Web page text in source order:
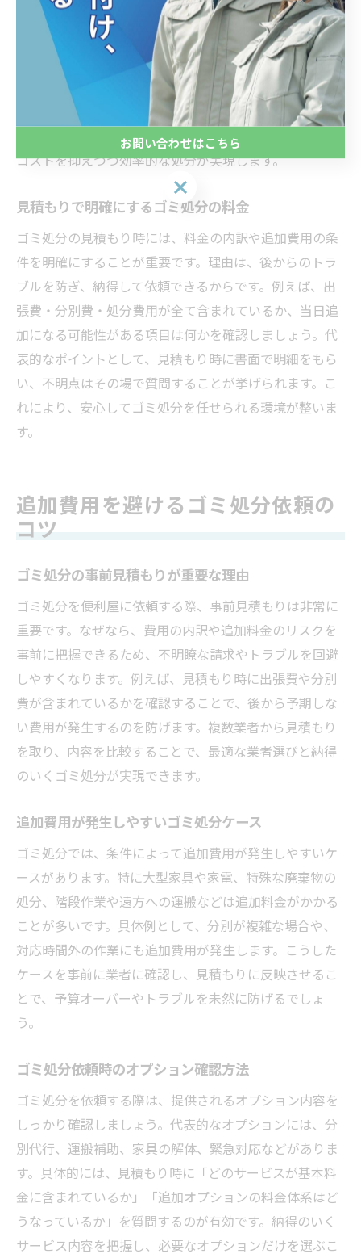
で費用対効果が大きく変わります。理由は、分別や搬出
経路の確保など、依頼者側でできる準備を行うことで、
追加料金や作業時間を削減できるからです。具体的に
は、ゴミの種類ごとにまとめておく、処分が難しい品目
を事前に確認する、複数の業者から見積もりを取る、な
どの工夫が有効です。こうした実践的な方法で、無駄な
コストを抑えつつ効率的な処分が実現します。
見積もりで明確にするゴミ処分の料金
ゴミ処分の見積もり時には、料金の内訳や追加費用の条
件を明確にすることが重要です。理由は、後からのトラ
ブルを防ぎ、納得して依頼できるからです。例えば、出
張費・分別費・処分費用が全て含まれているか、当日追
加になる可能性がある項目は何かを確認しましょう。代
表的なポイントとして、見積もり時に書面で明細をもら
い、不明点はその場で質問することが挙げられます。こ
れにより、安心してゴミ処分を任せられる環境が整いま
す。
追加費用を避けるゴミ処分依頼の
コツ
ゴミ処分の事前見積もりが重要な理由
ゴミ処分を便利屋に依頼する際、事前見積もりは非常に
重要です。なぜなら、費用の内訳や追加料金のリスクを
事前に把握できるため、不明瞭な請求やトラブルを回避
しやすくなります。例えば、見積もり時に出張費や分別
費が含まれているかを確認することで、後から予期しな
い費用が発生するのを防げます。複数業者から見積もり
を取り、内容を比較することで、最適な業者選びと納得
のいくゴミ処分が実現できます。
追加費用が発生しやすいゴミ処分ケース
ゴミ処分では、条件によって追加費用が発生しやすいケ
ースがあります。特に大型家具や家電、特殊な廃棄物の
処分、階段作業や遠方への運搬などは追加料金がかかる
ことが多いです。具体例として、分別が複雑な場合や、
対応時間外の作業にも追加費用が発生します。こうした
ケースを事前に業者に確認し、見積もりに反映させるこ
とで、予算オーバーやトラブルを未然に防げるでしょ
う。
ゴミ処分依頼時のオプション確認方法
ゴミ処分を依頼する際は、提供されるオプション内容を
しっかり確認しましょう。代表的なオプションには、分
別代行、運搬補助、家具の解体、緊急対応などがありま
す。具体的には、見積もり時に「どのサービスが基本料
金に含まれているか」「追加オプションの料金体系はど
うなっているか」を質問するのが有効です。納得のいく
サービス内容を把握し、必要なオプションだけを選ぶこ
お問い合わせはこちら
お問い合わせはこちら